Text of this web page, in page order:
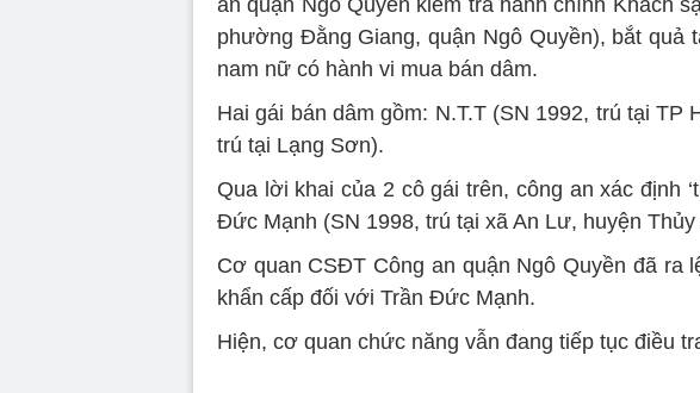
phường Đằng Giang, quận Ngô Quyền), bắt quả
nam nữ có hành vi mua bán dâm.
Hai gái bán dâm gồm: N.T.T (SN 1992, trú tại TP
trú tại Lạng Sơn).
Qua lời khai của 2 cô gái trên, công an xác định
Đức Mạnh (SN 1998, trú tại xã An Lư, huyện
Cơ quan CSĐT Công an quận Ngô Quyền đã ra
khẩn cấp đối với Trần Đức Mạnh.
Hiện, cơ quan chức năng vẫn đang tiếp tục điều